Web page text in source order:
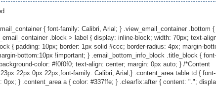
{ font-family: Calibri, Arial; } .view_email_container .bottom {
.block > label { display: inline-block; width: 70px; text-
{ padding: 10px; border: 1px solid #ccc; border-radius: 4px; margin-
bottom:10px !important; } .email_bottom_info_block .title_block { font-
color: #f0f0f0; text-align: center; margin: 0px auto; } /*Content
22px 0px 22px;font-family: Calibri, Arial;} .content_area table td { font-
} .content_area a { color: #337ffe; } .clearfix:after { content: ".";